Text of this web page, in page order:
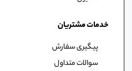
خدمات مشتریان
پیگیری سفارش
سوالات متداول